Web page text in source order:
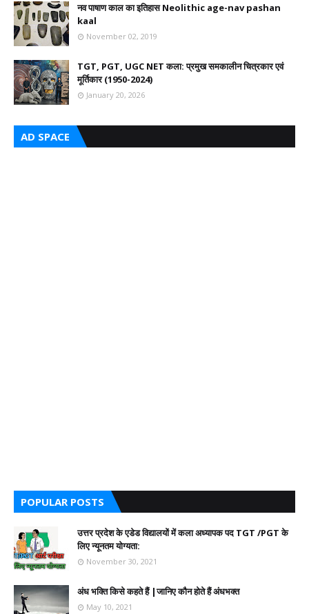
नव पाषाण काल का इतिहास Neolithic age-nav pashan
kaal
November 02, 2019
TGT, PGT, UGC NET कला: प्रमुख समकालीन चित्रकार एवं
मूर्तिकार (1950-2024)
January 20, 2026
AD SPACE
POPULAR POSTS
उत्तर प्रदेश के एडेड विद्यालयों में कला अध्यापक पद TGT /PGT के
लिए न्यूनतम योग्यता:
November 30, 2021
अंध भक्ति किसे कहते हैं |जानिए कौन होते हैं अंधभक्त
May 10, 2021